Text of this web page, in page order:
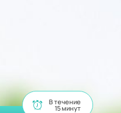
В течение
15 минут